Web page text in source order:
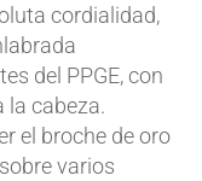
cordialidad,
del PPGE, con
la cabeza.
el broche de oro
varios